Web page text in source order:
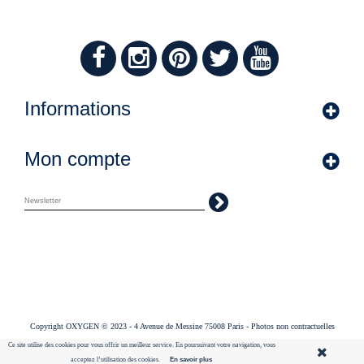
Informations
Mon compte
Ce site utilise des cookies pour vous offrir un meilleur service. En poursuivant votre navigation, vous
acceptez l’utilisation des cookies.
En savoir plus
Copyright OXYGEN © 2023 - 4 Avenue de Messine 75008 Paris - Photos non contractuelles